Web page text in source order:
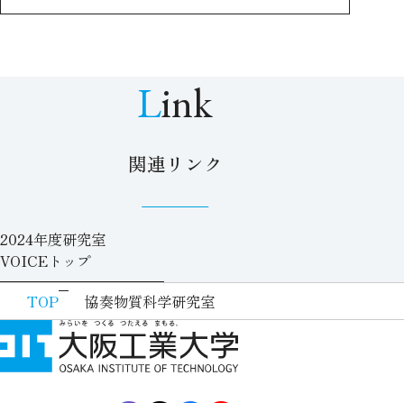
Link
関連リンク
2024年度研究室
VOICEトップ
TOP
協奏物質科学研究室